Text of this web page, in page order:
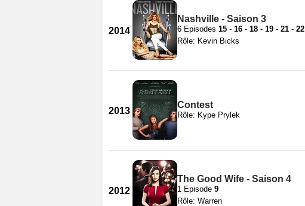
2014
Nashville - Saison 3
6 Episodes 15 - 16 - 18 - 19 - 21 - 22
Rôle: Kevin Bicks
2013
Contest
Rôle: Kype Prylek
2012
The Good Wife - Saison 4
1 Episode 9
Rôle: Warren